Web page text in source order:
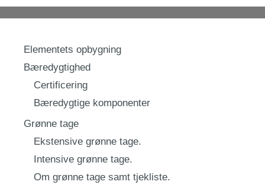
Elementets opbygning
Bæredygtighed
Certificering
Bæredygtige komponenter
Grønne tage
Ekstensive grønne tage.
Intensive grønne tage.
Om grønne tage samt tjekliste.